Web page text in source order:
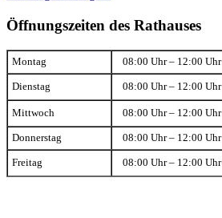
Öffnungszeiten des Rathauses
Montag 08:00 Uhr – 12:00 Uhr
Dienstag 08:00 Uhr – 12:00 Uhr
Mittwoch 08:00 Uhr – 12:00 Uhr
Donnerstag 08:00 Uhr – 12:00 Uhr
Freitag 08:00 Uhr – 12:00 Uhr